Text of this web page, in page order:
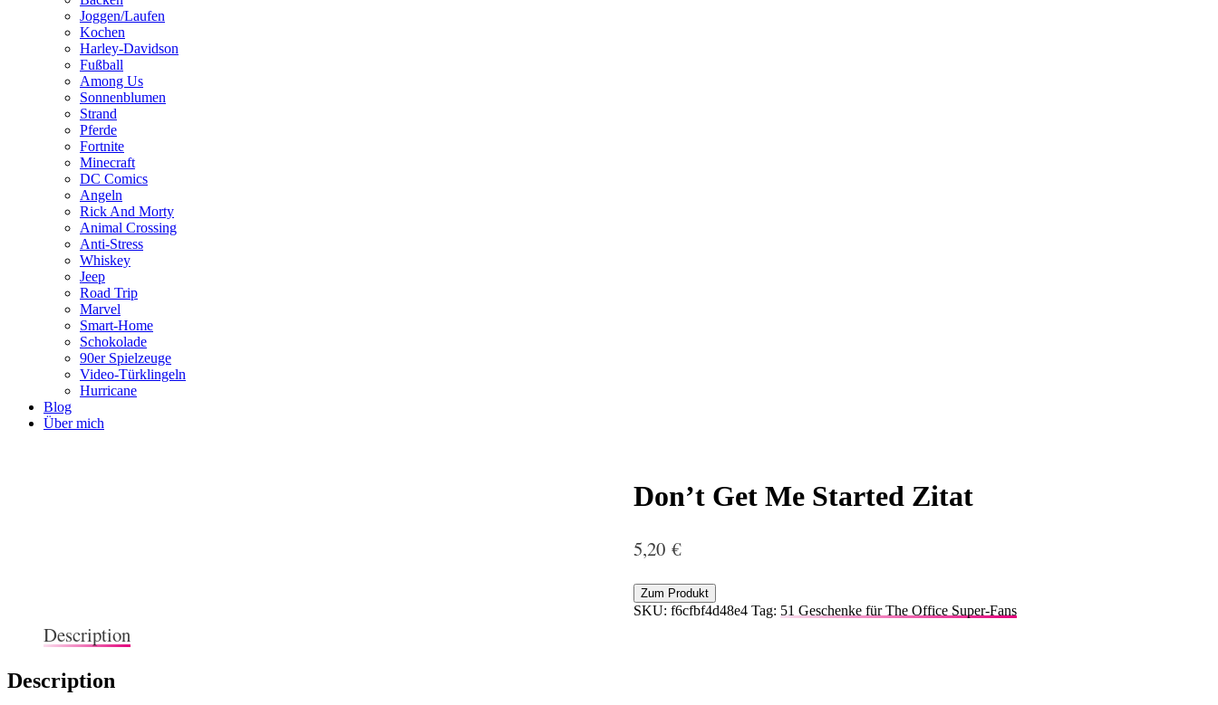
Joggen/Laufen
Kochen
Harley-Davidson
Fußball
Among Us
Sonnenblumen
Strand
Pferde
Fortnite
Minecraft
DC Comics
Angeln
Rick And Morty
Animal Crossing
Anti-Stress
Whiskey
Jeep
Road Trip
Marvel
Smart-Home
Schokolade
90er Spielzeuge
Video-Türklingeln
Hurricane
Blog
Über mich
Don’t Get Me Started Zitat
5,20 €
Zum Produkt
SKU: f6cfbf4d48e4 Tag: 51 Geschenke für The Office Super-Fans
Description
Description